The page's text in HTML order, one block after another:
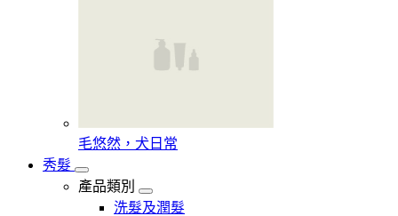
毛悠然，犬日常
秀髮
產品類別
洗髮及潤髮